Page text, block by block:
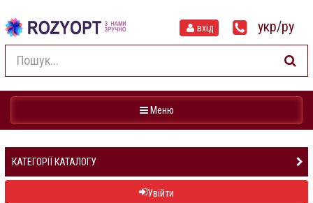
вхід укр/ру
Навігація
Меню
КАТЕГОРІЇ КАТАЛОГУ
Увійти